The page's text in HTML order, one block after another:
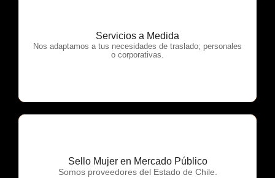
Servicios a Medida
Nos adaptamos a tus necesidades de traslado; personales
o corporativas.
OTP Servicios
Sello Mujer en Mercado Público
Somos proveedores del Estado de Chile.
OTP Servicios